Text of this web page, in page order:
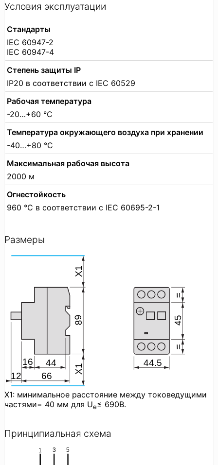
Условия эксплуатации
Стандарты
IEC 60947-2
IEC 60947-4
Степень защиты IP
IP20 в соответствии с IEC 60529
Рабочая температура
-20…+60 °C
Температура окружающего воздуха при хранении
-40…+80 °C
Максимальная рабочая высота
2000 м
Огнестойкость
960 °C в соответствии с IEC 60695-2-1
Размеры
X1: минимальное расстояние между токоведущими
частями= 40 мм для Ue≤ 690В.
Принципиальная схема